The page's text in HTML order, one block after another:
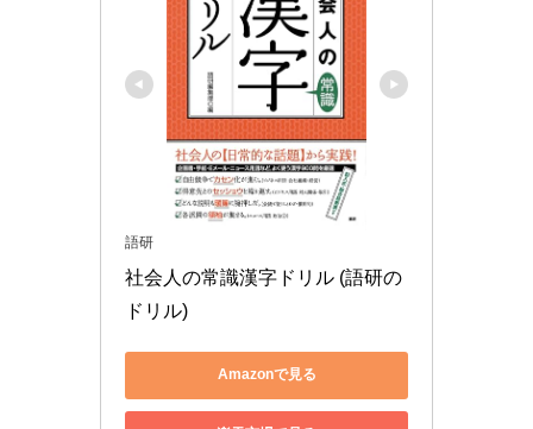
語研
社会人の常識漢字ドリル (語研の
ドリル)
Amazonで見る